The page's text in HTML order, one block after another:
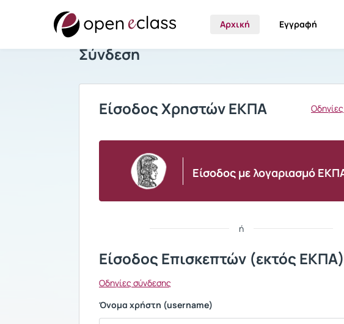
Αρχική Εγγραφή
Σύνδεση
Είσοδος Χρηστών ΕΚΠΑ
Είσοδος με λογαριασμό
ή
Είσοδος Επισκεπτών (εκτός ΕΚΠΑ)
Οδηγίες σύνδεσης
Όνομα χρήστη (username)